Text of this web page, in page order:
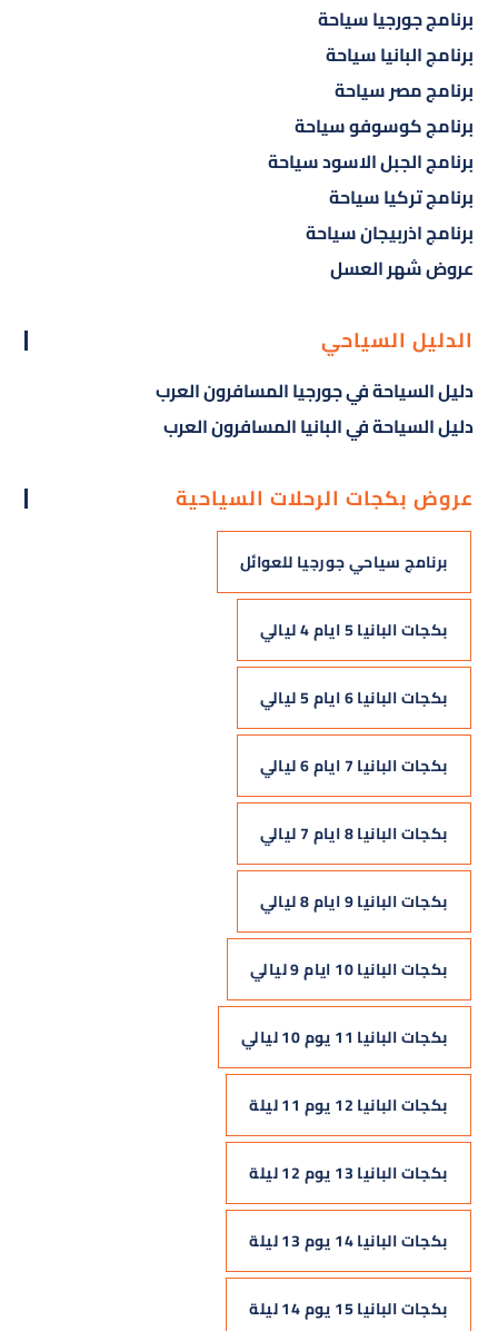
برنامج جورجيا سياحة
برنامج البانيا سياحة
برنامج مصر سياحة
برنامج كوسوفو سياحة
برنامج الجبل الاسود سياحة
برنامج تركيا سياحة
برنامج اذربيجان سياحة
عروض شهر العسل
الدليل السياحي
دليل السياحة في جورجيا المسافرون العرب
دليل السياحة في البانيا المسافرون العرب
عروض بكجات الرحلات السياحية
برنامج سياحي جورجيا للعوائل
بكجات البانيا 5 ايام 4 ليالي
بكجات البانيا 6 ايام 5 ليالي
بكجات البانيا 7 ايام 6 ليالي
بكجات البانيا 8 ايام 7 ليالي
بكجات البانيا 9 ايام 8 ليالي
بكجات البانيا 10 ايام 9 ليالي
بكجات البانيا 11 يوم 10 ليالي
بكجات البانيا 12 يوم 11 ليلة
بكجات البانيا 13 يوم 12 ليلة
بكجات البانيا 14 يوم 13 ليلة
بكجات البانيا 15 يوم 14 ليلة